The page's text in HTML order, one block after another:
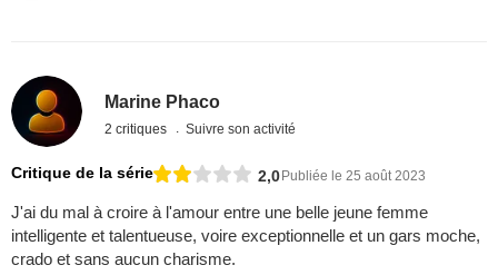
Marine Phaco
2 critiques Suivre son activité
Critique de la série 2,0 Publiée le 25 août 2023
J'ai du mal à croire à l'amour entre une belle jeune femme
intelligente et talentueuse, voire exceptionnelle et un gars moche,
crado et sans aucun charisme.